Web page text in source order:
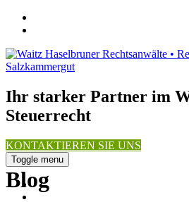
Ihr starker Partner im
Steuerrecht
KONTAKTIEREN SIE UNS
Toggle menu
Über uns
Blog